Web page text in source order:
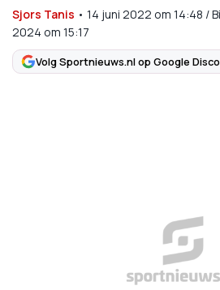
Sjors Tanis • 14 juni 2022 om 14:48 /
2024 om 15:17
Volg Sportnieuws.nl op Google